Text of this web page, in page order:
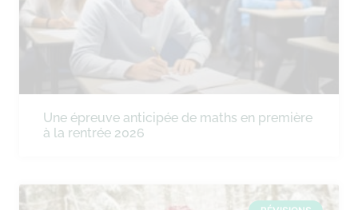
Une épreuve anticipée de maths en première
à la rentrée 2026